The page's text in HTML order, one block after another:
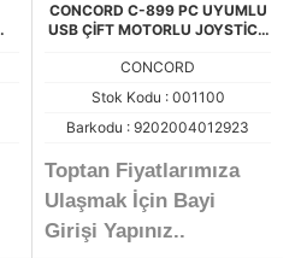
CONCORD C-899 PC UYUMLU
USB ÇİFT MOTORLU JOYSTİCK
CONCORD
Stok Kodu : 001100
Barkodu : 9202004012923
Toptan Fiyatlarımıza
Ulaşmak İçin Bayi
Girişi Yapınız..